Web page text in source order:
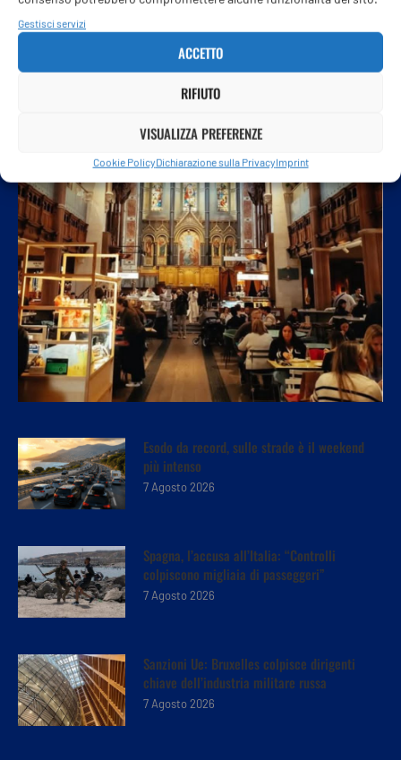
Gestisci servizi
ACCETTO
RIFIUTO
VISUALIZZA PREFERENZE
Cookie PolicyDichiarazione sulla PrivacyImprint
Esodo da record, sulle strade è il weekend
più intenso
7 Agosto 2026
Spagna, l’accusa all’Italia: “Controlli
colpiscono migliaia di passeggeri”
7 Agosto 2026
Sanzioni Ue: Bruxelles colpisce dirigenti
chiave dell’industria militare russa
7 Agosto 2026